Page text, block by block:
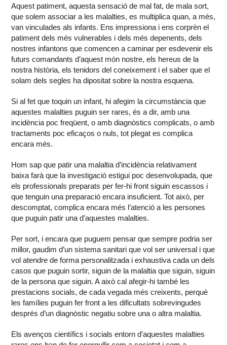
Aquest patiment, aquesta sensació de mal fat, de mala sort,
que solem associar a les malalties, es multiplica quan, a més,
van vinculades als infants. Ens impressiona i ens corprèn el
patiment dels més vulnerables i dels més depenents, dels
nostres infantons que comencen a caminar per esdevenir els
futurs comandants d’aquest món nostre, els hereus de la
nostra història, els tenidors del coneixement i el saber que el
solam dels segles ha dipositat sobre la nostra esquena.
Si al fet que toquin un infant, hi afegim la circumstància que
aquestes malalties puguin ser rares, és a dir, amb una
incidència poc freqüent, o amb diagnòstics complicats, o amb
tractaments poc eficaços o nuls, tot plegat es complica
encara més.
Hom sap que patir una malaltia d’incidència relativament
baixa farà que la investigació estigui poc desenvolupada, que
els professionals preparats per fer-hi front siguin escassos i
que tenguin una preparació encara insuficient. Tot això, per
descomptat, complica encara més l’atenció a les persones
que puguin patir una d’aquestes malalties.
Per sort, i encara que puguem pensar que sempre podria ser
millor, gaudim d’un sistema sanitari que vol ser universal i que
vol atendre de forma personalitzada i exhaustiva cada un dels
casos que puguin sortir, siguin de la malaltia que siguin, siguin
de la persona que siguin. A això cal afegir-hi també les
prestacions socials, de cada vegada més creixents, perquè
les famílies puguin fer front a les dificultats sobrevingudes
després d’un diagnòstic negatiu sobre una o altra malaltia.
Els avenços científics i socials entorn d’aquestes malalties